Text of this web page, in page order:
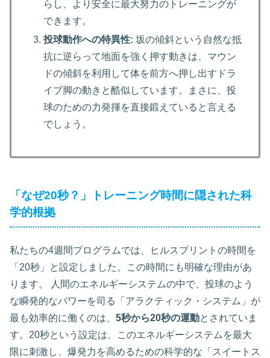
らし、より安全に最大努力のトレーニングが
できます。
投球動作への特異性: 坂の傾斜という自然な抵
抗に逆らって地面を強く押す動きは、マウン
ドの傾斜を利用して体を前方へ押し出すドラ
イブ脚の動きと酷似しています。まさに、投
球のための力発揮を直接鍛えていると言える
でしょう。
「なぜ20秒？」トレーニング時間に隠された科
学的根拠
私たちの4週間プログラムでは、ヒルスプリントの時間を
「20秒」と設定しました。この時間にも明確な理由があ
ります。 人間のエネルギーシステムの中で、投球のよう
な瞬発的なパワーを司る「アラクティック・システム」が
最も効率的に働くのは、 5秒から20秒の運動とされていま
す。20秒という設定は、このエネルギーシステムを最大
限に刺激し、爆発力を高めるための科学的な「スイートス